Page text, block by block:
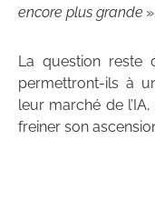
encore plus grande
La question reste
permettront-ils à
leur marché de
freiner son